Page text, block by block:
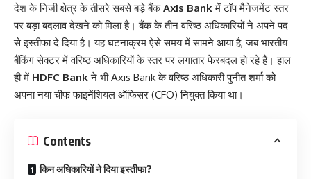
देश के निजी क्षेत्र के तीसरे सबसे बड़े बैंकAxis Bankमें टॉप मैनेजमेंट स्तर
पर बड़ा बदलाव देखने को मिला है। बैंक के तीन वरिष्ठ अधिकारियों ने अपने पद
से इस्तीफा दे दिया है। यह घटनाक्रम ऐसे समय में सामने आया है, जब भारतीय
बैंकिंग सेक्टर में वरिष्ठ अधिकारियों के स्तर पर लगातार फेरबदल हो रहे हैं। हाल
ही में HDFC Bankने भी Axis Bank के वरिष्ठ अधिकारी पुनीत शर्मा को
अपना नया चीफ फाइनेंशियल ऑफिसर (CFO) नियुक्त किया था।
Contents
किन अधिकारियों ने दिया इस्तीफा?